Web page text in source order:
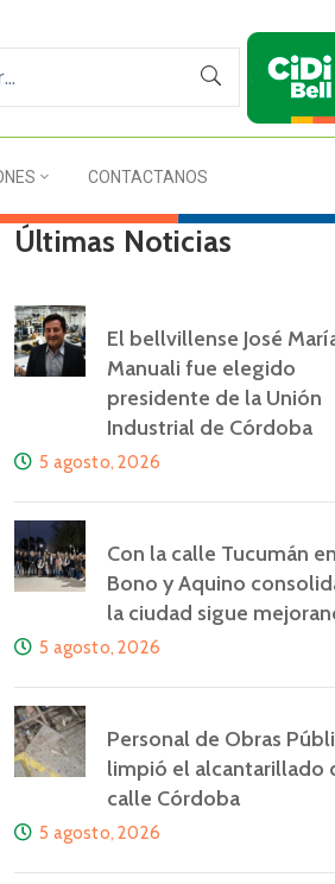
CONTACTANOS
Últimas Noticias
El bellvillense José
Manuali fue elegido
presidente de la Unión
Industrial de Córdoba
5 agosto, 2026
Con la calle Tucumán
Bono y Aquino
la ciudad sigue
5 agosto, 2026
Personal de Obras
limpió el alcantarillado
calle Córdoba
5 agosto, 2026